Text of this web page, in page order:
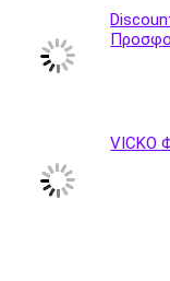
VICKO